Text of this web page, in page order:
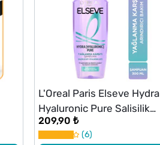
L'Oreal Paris Elseve Hydra
Hyaluronic Pure Salisilik
Asit İçeren Yağlanma
Karşıtı Arındırıcı Şampuan
209,90 ₺
6